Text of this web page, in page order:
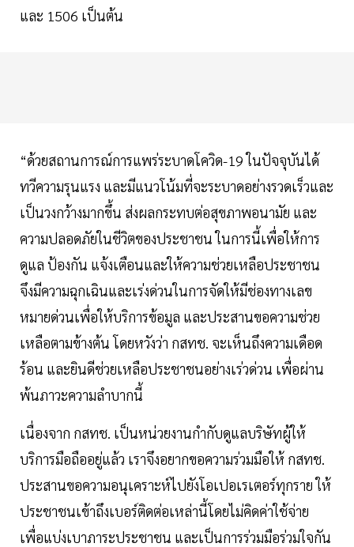
และ 1506 เป็นต้น
“ด้วยสถานการณ์การแพร่ระบาดโควิด-19 ในปัจจุบันได้
ทวีความรุนแรง และมีแนวโน้มที่จะระบาดอย่างรวดเร็วและ
เป็นวงกว้างมากขึ้น ส่งผลกระทบต่อสุขภาพอนามัย และ
ความปลอดภัยในชีวิตของประชาชน ในการนี้เพื่อให้การ
ดูแล ป้องกัน แจ้งเตือนและให้ความช่วยเหลือประชาชน
จึงมีความฉุกเฉินและเร่งด่วนในการจัดให้มีช่องทางเลข
หมายด่วนเพื่อให้บริการข้อมูล และประสานขอความช่วย
เหลือตามข้างต้น โดยหวังว่า กสทช. จะเห็นถึงความเดือด
ร้อน และยินดีช่วยเหลือประชาชนอย่างเร่วด่วน เพื่อผ่าน
พ้นภาวะความลำบากนี้
เนื่องจาก กสทช. เป็นหน่วยงานกำกับดูแลบริษัทผู้ให้
บริการมือถืออยู่แล้ว เราจึงอยากขอความร่วมมือให้ กสทช.
ประสานขอความอนุเคราะห์ไปยังโอเปอเรเตอร์ทุกราย ให้
ประชาชนเข้าถึงเบอร์ติดต่อเหล่านี้โดยไม่คิดค่าใช้จ่าย
เพื่อแบ่งเบาภาระประชาชน และเป็นการร่วมมือร่วมใจกัน